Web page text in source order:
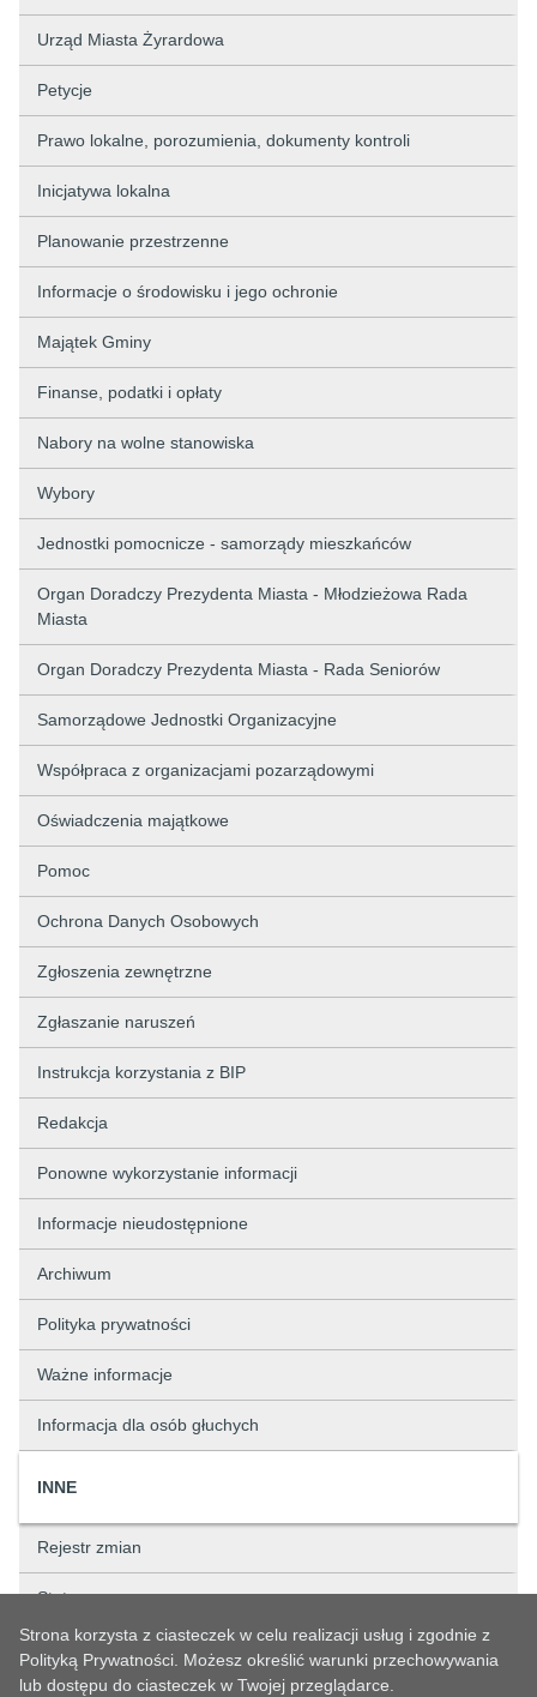
Urząd Miasta Żyrardowa
Petycje
Prawo lokalne, porozumienia, dokumenty kontroli
Inicjatywa lokalna
Planowanie przestrzenne
Informacje o środowisku i jego ochronie
Majątek Gminy
Finanse, podatki i opłaty
Nabory na wolne stanowiska
Wybory
Jednostki pomocnicze - samorządy mieszkańców
Organ Doradczy Prezydenta Miasta - Młodzieżowa Rada
Miasta
Organ Doradczy Prezydenta Miasta - Rada Seniorów
Samorządowe Jednostki Organizacyjne
Współpraca z organizacjami pozarządowymi
Oświadczenia majątkowe
Pomoc
Ochrona Danych Osobowych
Zgłoszenia zewnętrzne
Zgłaszanie naruszeń
Instrukcja korzystania z BIP
Redakcja
Ponowne wykorzystanie informacji
Informacje nieudostępnione
Archiwum
Polityka prywatności
Ważne informacje
Informacja dla osób głuchych
INNE
Rejestr zmian
Status sprawy
Strona korzysta z ciasteczek w celu realizacji usług i zgodnie z
Polityką Prywatności. Możesz określić warunki przechowywania
lub dostępu do ciasteczek w Twojej przeglądarce.